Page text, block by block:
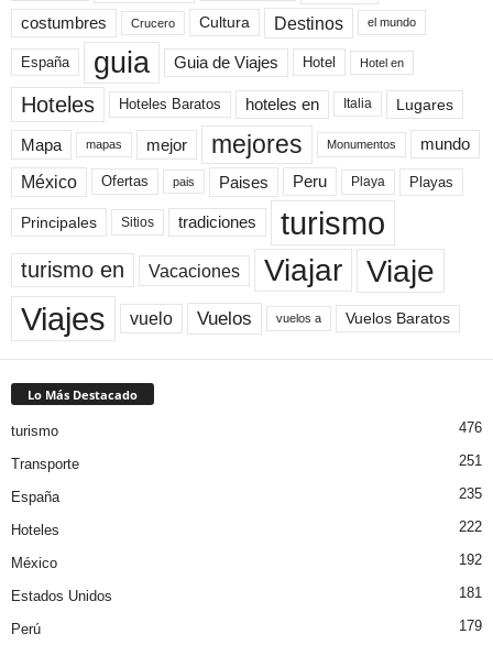
costumbres Crucero Cultura Destinos el mundo
España guia Guia de Viajes Hotel Hotel en
Hoteles Hoteles Baratos hoteles en Italia Lugares
Mapa mapas mejor mejores Monumentos mundo
México Ofertas pais Paises Peru Playa Playas
Principales Sitios tradiciones turismo
turismo en Vacaciones Viajar Viaje
Viajes vuelo Vuelos vuelos a Vuelos Baratos
Lo Más Destacado
turismo 476
Transporte 251
España 235
Hoteles 222
México 192
Estados Unidos 181
Perú 179